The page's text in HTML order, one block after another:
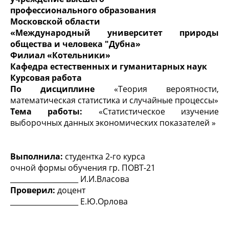
профессионального образования
Московской области
«Международный университет природы
общества и человека "Дубна»
Филиал «Котельники»
Кафедра естественных и гуманитарных наук
Курсовая работа
По дисциплине «Теория вероятности,
математическая статистика и случайные процессы»
Тема работы: «Статистическое изучение
выборочных данных экономических показателей »
Выполнила: студентка 2-го курса
очной формы обучения гр. ПОВТ-21
___________________ И.И.Власова
Проверил: доцент
___________________ Е.Ю.Орлова